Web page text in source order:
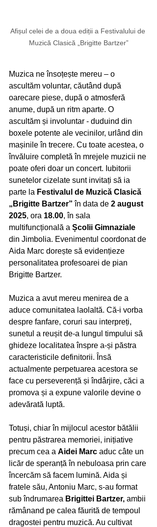
Afișul celei de a doua ediții a Festivalului de
Muzică Clasică „Brigitte Bartzer”
Muzica ne însoțește mereu – o
ascultăm voluntar, căutând după
oarecare piese, după o atmosferă
anume, după un ritm aparte. O
ascultăm și involuntar - duduind din
boxele potente ale vecinilor, urlând din
mașinile în trecere. Cu toate acestea, o
învăluire completă în mrejele muzicii ne
poate oferi doar un concert. Iubitorii
sunetelor cizelate sunt invitați să ia
parte la Festivalul de Muzică Clasică
„Brigitte Bartzer” în data de 2 august
2025, ora 18.00, în sala
multifuncțională a Școlii Gimnaziale
din Jimbolia. Evenimentul coordonat de
Aida Marc dorește să evidențieze
personalitatea profesoarei de pian
Brigitte Bartzer.
Muzica a avut mereu menirea de a
aduce comunitatea laolaltă. Că-i vorba
despre fanfare, coruri sau interpreți,
sunetul a reușit de-a lungul timpului să
ghideze localitatea înspre a-și păstra
caracteristicile definitorii. Însă
actualmente perpetuarea acestora se
face cu perseverență și îndârjire, căci a
promova și a expune valorile devine o
adevărată luptă.
Totuși, chiar în mijlocul acestor bătălii
pentru păstrarea memoriei, inițiative
precum cea a Aidei Marc aduc câte un
licăr de speranță în nebuloasa prin care
încercăm să facem lumină. Aida și
fratele său, Antoniu Marc, s-au format
sub îndrumarea Brigittei Bartzer, ambii
rămânand pe calea făurită de tempoul
dragostei pentru muzică. Au cultivat